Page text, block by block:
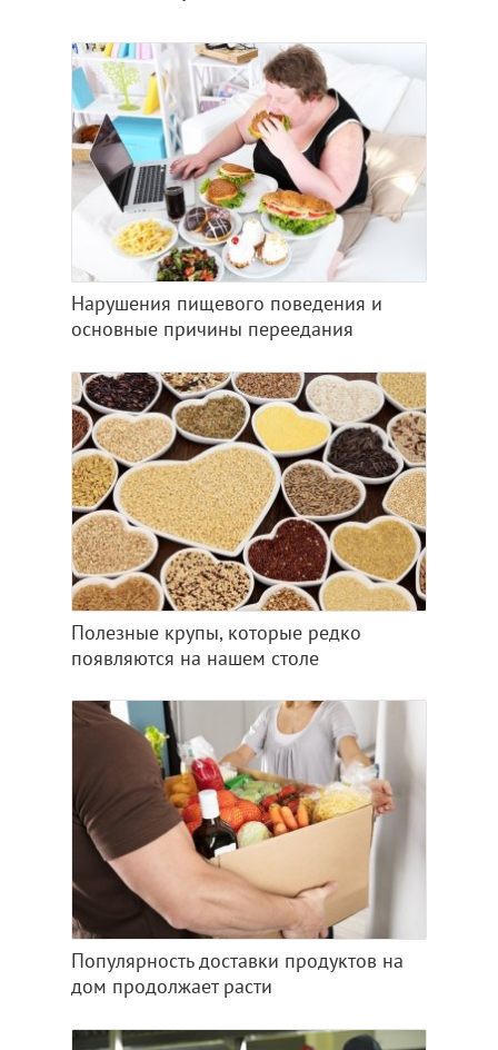
Нарушения пищевого поведения и
основные причины переедания
Полезные крупы, которые редко
появляются на нашем столе
Популярность доставки продуктов на
дом продолжает расти